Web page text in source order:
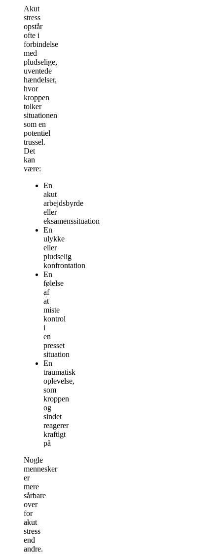
Akut
stress
opstår
ofte i
forbindelse
med
pludselige,
uventede
hændelser,
hvor
kroppen
tolker
situationen
som en
potentiel
trussel.
Det
kan
være:
En
akut
arbejdsbyrde
eller
eksamenssituation
En
ulykke
eller
pludselig
konfrontation
En
følelse
af
at
miste
kontrol
i
en
presset
situation
En
traumatisk
oplevelse,
som
kroppen
og
sindet
reagerer
kraftigt
på
Nogle
mennesker
er
mere
sårbare
over
for
akut
stress
end
andre.